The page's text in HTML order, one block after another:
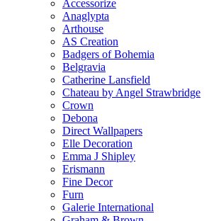
Accessorize
Anaglypta
Arthouse
AS Creation
Badgers of Bohemia
Belgravia
Catherine Lansfield
Chateau by Angel Strawbridge
Crown
Debona
Direct Wallpapers
Elle Decoration
Emma J Shipley
Erismann
Fine Decor
Furn
Galerie International